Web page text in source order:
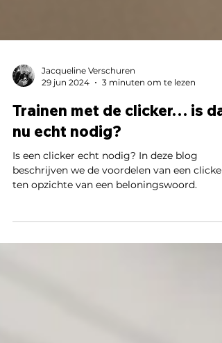
Jacqueline Verschuren
29 jun 2024
3 minuten om te lezen
Trainen met de clicker… is dat
nu echt nodig?
beschrijven we de voordelen van een clicker
ten opzichte van een beloningswoord.